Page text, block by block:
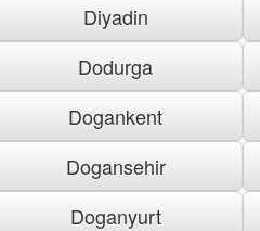
Diyadin
Dodurga
Dogankent
Dogansehir
Doganyurt